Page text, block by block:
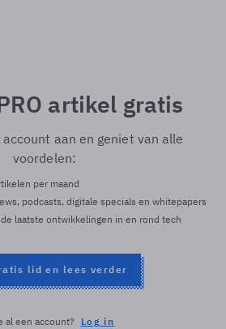
artikel gratis
aan en geniet van alle
voordelen:
per maand
podcasts, digitale specials en whitepapers
laatste ontwikkelingen in en rond tech
lid en lees verder
al een account? Log in